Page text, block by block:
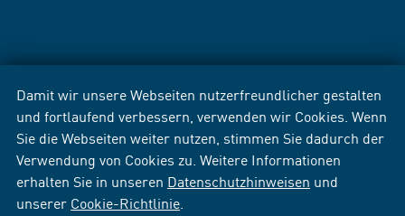
Damit wir unsere Webseiten nutzerfreundlicher gestalten
und fortlaufend verbessern, verwenden wir Cookies. Wenn
Sie die Webseiten weiter nutzen, stimmen Sie dadurch der
Verwendung von Cookies zu. Weitere Informationen
erhalten Sie in unseren Datenschutzhinweisen und
unserer Cookie-Richtlinie